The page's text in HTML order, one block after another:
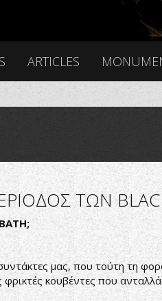
ARTICLES
ΤΩΝ
;
μας, που τούτη τη
φρικτές κουβέντες που